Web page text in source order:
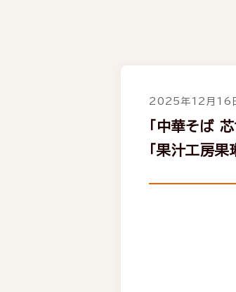
2025年12月16
「中華そば
「果汁工房果